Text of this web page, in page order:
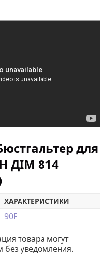
для
ДІМ 814
ХАРАКТЕРИСТИКИ
90F
товара могут
без уведомления.